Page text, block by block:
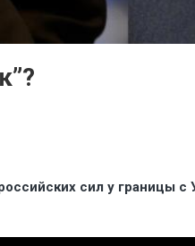
сил у границы с